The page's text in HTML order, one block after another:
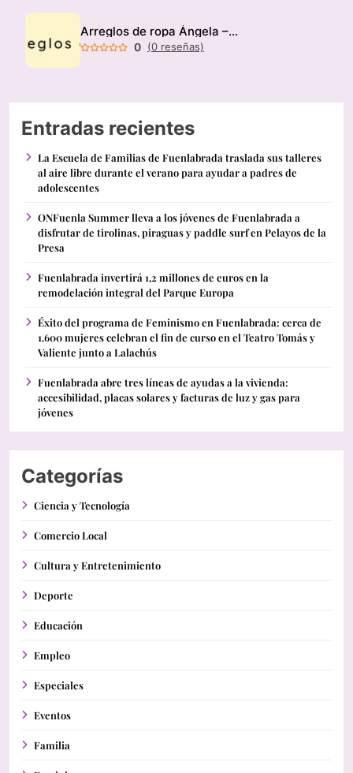
Arreglos de ropa Ángela – Modista
0 (0 reseñas)
Entradas recientes
La Escuela de Familias de Fuenlabrada traslada sus talleres
al aire libre durante el verano para ayudar a padres de
adolescentes
ONFuenla Summer lleva a los jóvenes de Fuenlabrada a
disfrutar de tirolinas, piraguas y paddle surf en Pelayos de la
Presa
Fuenlabrada invertirá 1,2 millones de euros en la
remodelación integral del Parque Europa
Éxito del programa de Feminismo en Fuenlabrada: cerca de
1.600 mujeres celebran el fin de curso en el Teatro Tomás y
Valiente junto a Lalachús
Fuenlabrada abre tres líneas de ayudas a la vivienda:
accesibilidad, placas solares y facturas de luz y gas para
jóvenes
Categorías
Ciencia y Tecnología
Comercio Local
Cultura y Entretenimiento
Deporte
Educación
Empleo
Especiales
Eventos
Familia